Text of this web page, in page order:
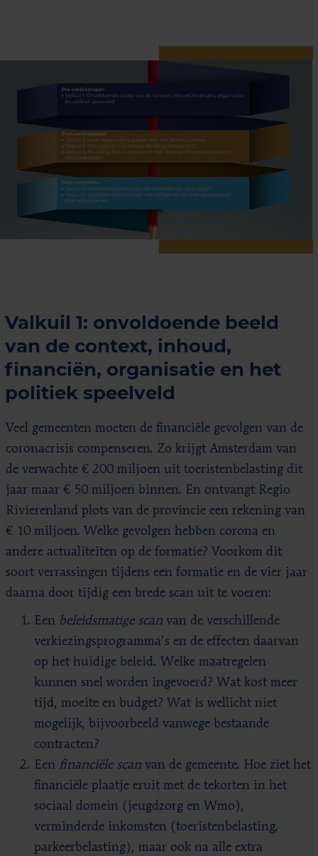
Valkuil 1: onvoldoende beeld
van de context, inhoud,
financiën, organisatie en het
politiek speelveld
Veel gemeenten moeten de financiële gevolgen van de
coronacrisis compenseren. Zo krijgt Amsterdam van
de verwachte € 200 miljoen uit toeristenbelasting dit
jaar maar € 50 miljoen binnen. En ontvangt Regio
Rivierenland plots van de provincie een rekening van
€ 10 miljoen. Welke gevolgen hebben corona en
andere actualiteiten op de formatie? Voorkom dit
soort verrassingen tijdens een formatie en de vier jaar
daarna door tijdig een brede scan uit te voeren:
Een beleidsmatige scan van de verschillende
verkiezingsprogramma’s en de effecten daarvan
op het huidige beleid. Welke maatregelen
kunnen snel worden ingevoerd? Wat kost meer
tijd, moeite en budget? Wat is wellicht niet
mogelijk, bijvoorbeeld vanwege bestaande
contracten?
Een financiële scan van de gemeente. Hoe ziet het
financiële plaatje eruit met de tekorten in het
sociaal domein (jeugdzorg en Wmo),
verminderde inkomsten (toeristenbelasting,
parkeerbelasting), maar ook na alle extra